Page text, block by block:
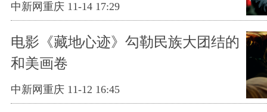
中新网重庆 11-14 17:29
电影《藏地心迹》勾勒民族大团结的
和美画卷
中新网重庆 11-12 16:45